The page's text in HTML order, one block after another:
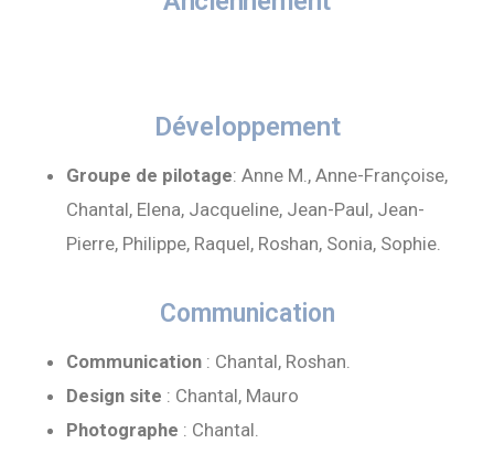
Développement
Groupe de pilotage: Anne M., Anne-Françoise,
Chantal, Elena, Jacqueline, Jean-Paul, Jean-
Pierre, Philippe, Raquel, Roshan, Sonia, Sophie.
Communication
Communication : Chantal, Roshan.
Design site : Chantal, Mauro
Photographe : Chantal.